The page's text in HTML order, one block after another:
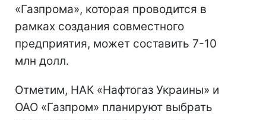
«Газпрома», которая проводится в
рамках создания совместного
предприятия, может составить 7-10
млн долл.
Отметим, НАК «Нафтогаз Украины» и
ОАО «Газпром» планируют выбрать